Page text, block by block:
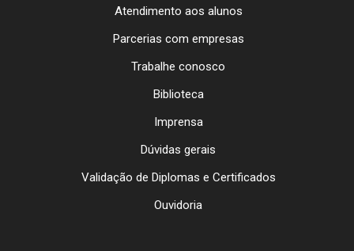
Atendimento aos alunos
Parcerias com empresas
Trabalhe conosco
Biblioteca
Imprensa
Dúvidas gerais
Validação de Diplomas e Certificados
Ouvidoria